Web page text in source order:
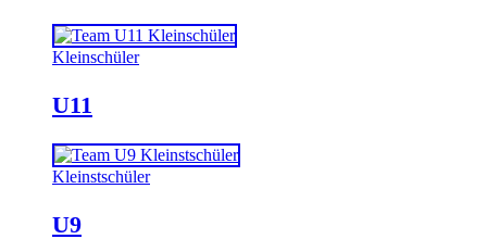
Kleinschüler
U11
Kleinstschüler
U9